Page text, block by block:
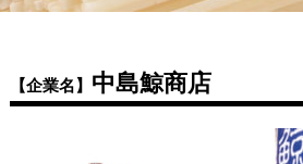
【企業名】 中島鯨商店